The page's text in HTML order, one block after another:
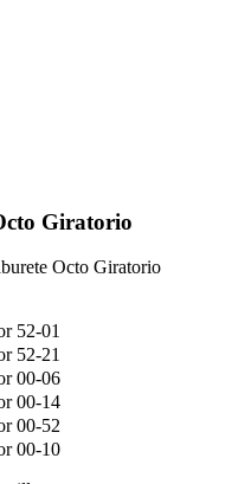
Giratorio
Octo Giratorio
52-01
52-21
00-06
00-14
00-52
00-10